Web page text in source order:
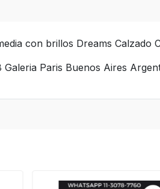
con brillos Dreams Calzado
Paris Buenos Aires